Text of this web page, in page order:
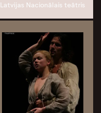
Latvijas Nacionālais teātris